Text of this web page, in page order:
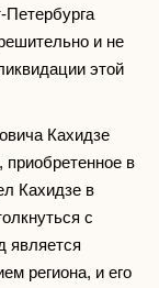
Петербурга
и не
этой
Кахидзе
в
Кахидзе в
с
является
региона, и его